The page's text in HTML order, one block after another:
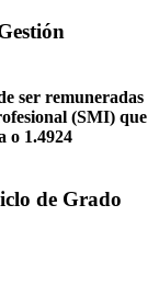
ser remuneradas
(SMI) que
o 1.4924
de Grado